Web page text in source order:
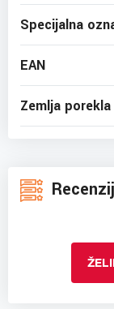
Specijalna
EAN
Zemlja